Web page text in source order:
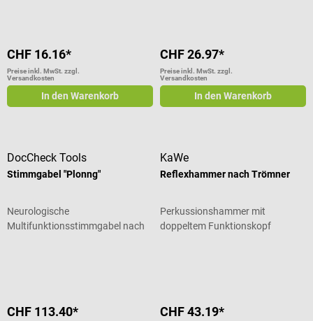
CHF 16.16*
Preise inkl. MwSt. zzgl.
Versandkosten
In den Warenkorb
CHF 26.97*
Preise inkl. MwSt. zzgl.
Versandkosten
In den Warenkorb
DocCheck Tools
Stimmgabel "Plonng"
Neurologische
Multifunktionsstimmgabel nach
CHF 113.40*
KaWe
Reflexhammer nach Trömner
Perkussionshammer mit
doppeltem Funktionskopf
CHF 43.19*